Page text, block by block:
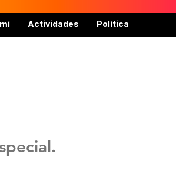
Actividades Política